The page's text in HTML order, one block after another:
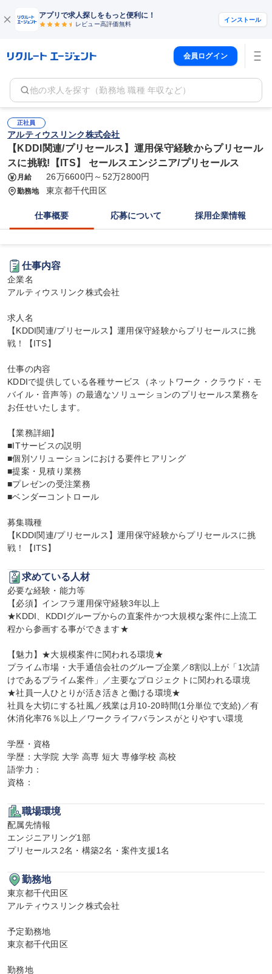
アプリで求人探しをもっと便利に！
レビュー高評価無料
インストール
会員ログイン
他の求人を探す（勤務地 職種 年収など）
正社員
アルティウスリンク株式会社
【KDDI関連/プリセールス】運用保守経験からプリセール
スに挑戦!【ITS】 セールスエンジニア/プリセールス
月給 26万6600円～52万2800円
勤務地 東京都千代田区
仕事概要 応募について 採用企業情報
仕事内容
企業名
アルティウスリンク株式会社
求人名
【KDDI関連/プリセールス】運用保守経験からプリセールスに挑
戦！【ITS】
仕事の内容
KDDIで提供している各種サービス（ネットワーク・クラウド・モ
バイル・音声等）の最適なソリューションのプリセールス業務を
お任せいたします。
【業務詳細】
■ITサービスの説明
■個別ソリューションにおける要件ヒアリング
■提案・見積り業務
■プレゼンの受注業務
■ベンダーコントロール
募集職種
【KDDI関連/プリセールス】運用保守経験からプリセールスに挑
戦！【ITS】
求めている人材
必要な経験・能力等
【必須】インフラ運用保守経験3年以上
★KDDI、KDDIグループからの直案件かつ大規模な案件に上流工
程から参画する事ができます★
【魅力】★大規模案件に関われる環境★
プライム市場・大手通信会社のグループ企業／8割以上が「1次請
けであるプライム案件」／主要なプロジェクトに関われる環境
★社員一人ひとりが活き活きと働ける環境★
社員を大切にする社風／残業は月10-20時間(1分単位で支給)／有
休消化率76％以上／ワークライフバランスがとりやすい環境
学歴・資格
学歴：大学院 大学 高専 短大 専修学校 高校
語学力：
資格：
職場環境
配属先情報
エンジニアリング1部
プリセールス2名・構築2名・案件支援1名
勤務地
東京都千代田区
アルティウスリンク株式会社
予定勤務地
東京都千代田区
勤務地